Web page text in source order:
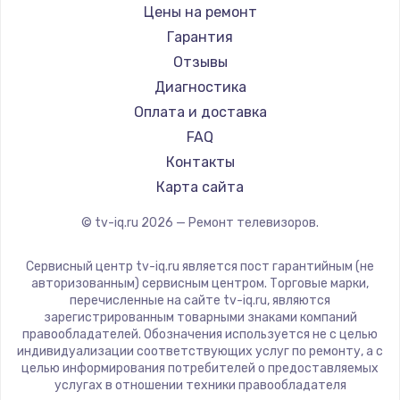
Замена видеокарты
1600 руб.
Ремонт разъема питания
880 руб.
Заказать
Замена видеочипа
Заказать
Замена северного моста
2600 руб.
Заказать
Daewoo
Centek
Telefunken
Hyundai
Doffler
Hiper
Grundig
HITACHI
Yandex
National
iFFALCON
Tuvio
Nord
Цены на ремонт
Гарантия
Отзывы
Диагностика
Оплата и доставка
FAQ
Контакты
Карта сайта
© tv-iq.ru 2026 — Ремонт телевизоров.
Сервисный центр tv-iq.ru является пост гарантийным (не
авторизованным) сервисным центром. Торговые марки,
перечисленные на сайте tv-iq.ru, являются
зарегистрированным товарными знаками компаний
правообладателей. Обозначения используется не с целью
индивидуализации соответствующих услуг по ремонту, а с
целью информирования потребителей о предоставляемых
услугах в отношении техники правообладателя